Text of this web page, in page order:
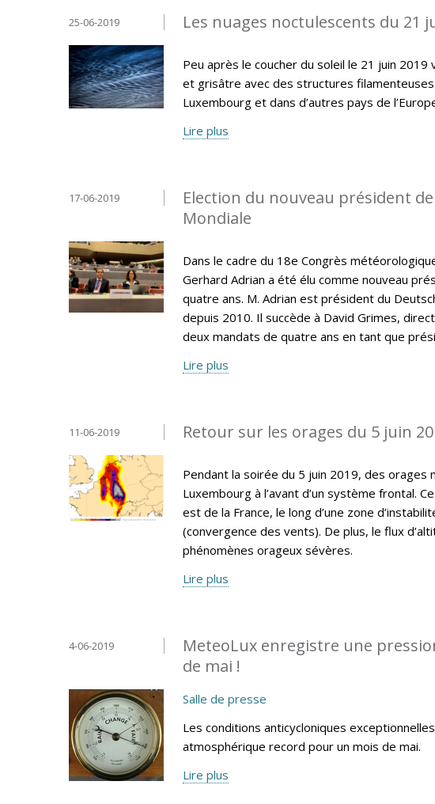
Les nuages noctulescents du 21
25-06-2019
Peu après le coucher du soleil le 21 juin
et grisâtre avec des structures
Luxembourg et dans d’autres pays de
Lire plus
Election du nouveau président
Mondiale
17-06-2019
Dans le cadre du 18e Congrès
Gerhard Adrian a été élu comme nouveau
quatre ans. M. Adrian est président du
depuis 2010. Il succède à David Grimes,
deux mandats de quatre ans en tant que
Lire plus
Retour sur les orages du 5 juin
11-06-2019
Pendant la soirée du 5 juin 2019, des
Luxembourg à l’avant d’un système frontal.
est de la France, le long d’une zone
(convergence des vents). De plus, le flux
phénomènes orageux sévères.
Lire plus
MeteoLux enregistre une
de mai !
4-06-2019
Salle de presse
Les conditions anticycloniques
atmosphérique record pour un mois de mai.
Lire plus